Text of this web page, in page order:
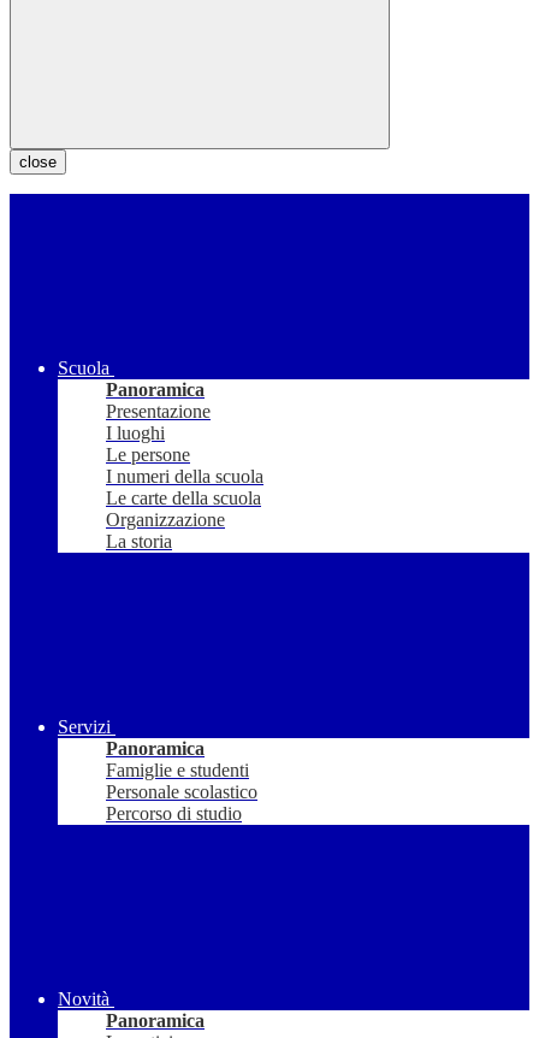
close
Scuola
Panoramica
Presentazione
I luoghi
Le persone
I numeri della scuola
Le carte della scuola
Organizzazione
La storia
Servizi
Panoramica
Famiglie e studenti
Personale scolastico
Percorso di studio
Novità
Panoramica